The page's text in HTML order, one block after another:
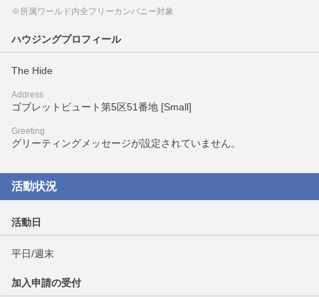
※所属ワールド内全フリーカンパニー対象
ハウジングプロフィール
The Hide
Address
ゴブレットビュート第5区51番地 [Small]
Greeting
グリーティングメッセージが設定されていません。
活動状況
活動日
平日/週末
加入申請の受付